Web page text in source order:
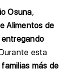
Osuna,
Alimentos de
entregando
esta
más de